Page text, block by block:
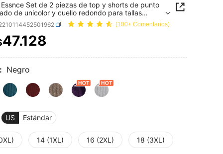
Essnce Set de 2 piezas de top y shorts de punto
de unicolor y cuello redondo para tallas
(100+ Comentarios)
AND AVAILABILITY
47.128
Negro
US Estándar
14 (1XL) 16 (2XL) 18 (3XL)